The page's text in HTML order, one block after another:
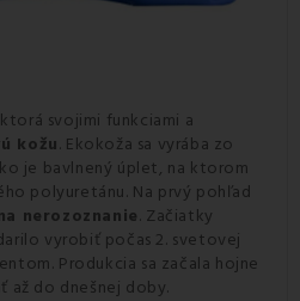
svojimi funkciami a
kožu. Ekokoža sa vyrába zo
je bavlnený úplet, na ktorom
polyuretánu. Na prvý pohľad
nerozoznanie. Začiatky
vyrobiť počas 2. svetovej
Produkcia sa začala hojne
až do dnešnej doby.